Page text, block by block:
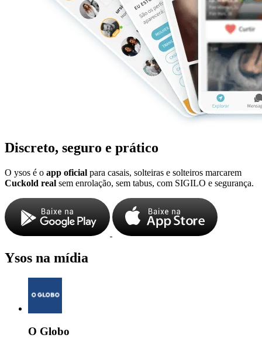
Discreto, seguro e prático
O ysos é o app oficial para casais, solteiras e solteiros marcarem
Cuckold real sem enrolação, sem tabus, com SIGILO e segurança.
Ysos na mídia
O Globo